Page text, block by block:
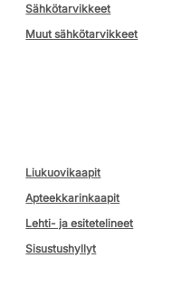
Sähkötarvikkeet
Muut sähkötarvikkeet
Liukuovikaapit
Apteekkarinkaapit
Lehti- ja esitetelineet
Sisustushyllyt